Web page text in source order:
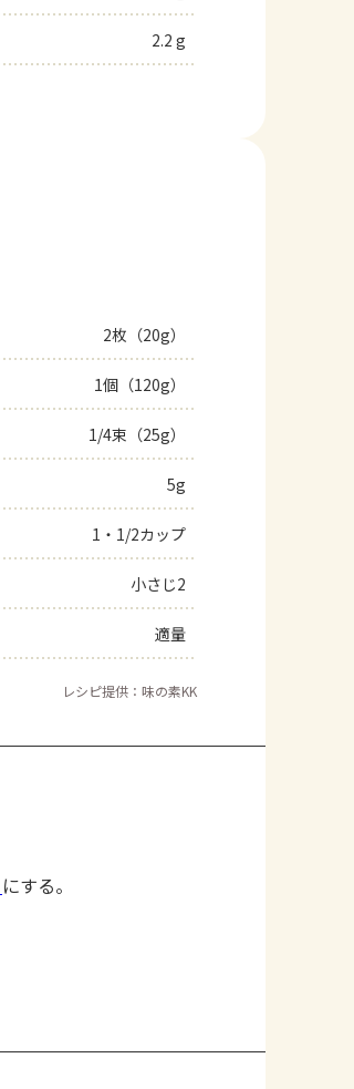
2.2 g
2枚（20g）
1個（120g）
1/4束（25g）
5g
1・1/2カップ
小さじ2
適量
レシピ提供：味の素KK
にする。